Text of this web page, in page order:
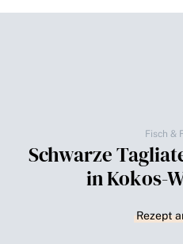
Fisch &
Schwarze
in Kokos-
Rezept